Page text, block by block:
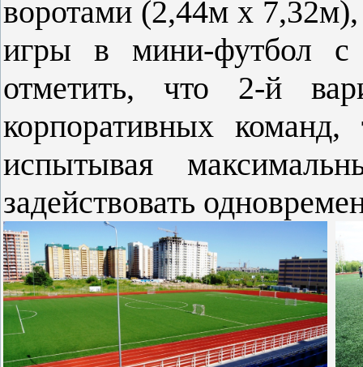
воротами (2,44м х
игры в мини-футбол
отметить, что 2-й
корпоративных
испытывая
задействовать